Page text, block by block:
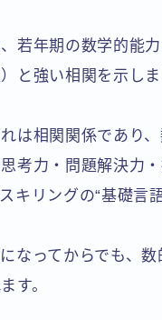
若年期の数学的能
と強い相関を示しま
は相関関係であり
考力・問題解決力
キリングの“基礎言
なってからでも、
す。